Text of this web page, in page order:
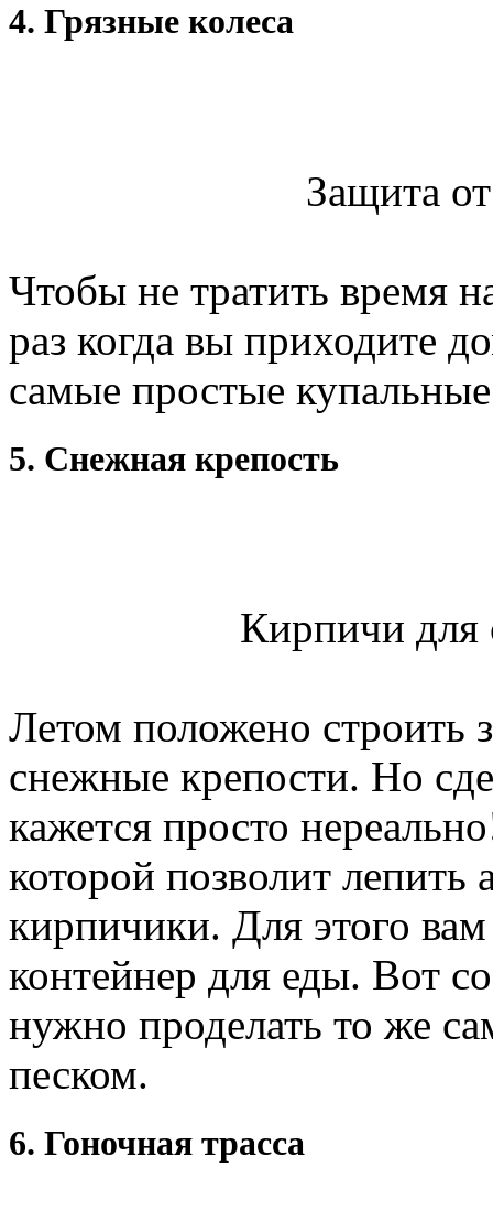
4. Грязные колеса
Защита
Чтобы не тратить время
раз когда вы приходите
самые простые
5. Снежная крепость
Кирпичи для
Летом положено строить
снежные крепости. Но
кажется просто
которой позволит
кирпичики. Для этого
контейнер для еды. Вот
нужно проделать то же
песком.
6. Гоночная трасса